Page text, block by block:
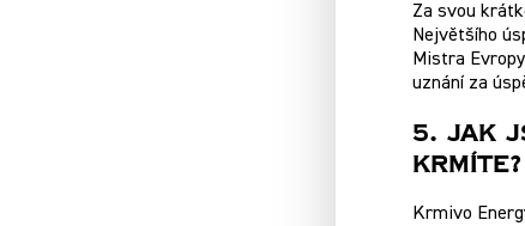
Za svou
Největšího
Mistra
uznání za
5. Jak
Krmíte?
Krmivo